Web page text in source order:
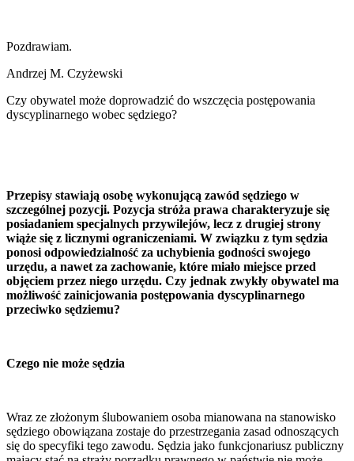
Pozdrawiam.
Andrzej M. Czyżewski
Czy obywatel może doprowadzić do wszczęcia postępowania
dyscyplinarnego wobec sędziego?
Przepisy stawiają osobę wykonującą zawód sędziego w
szczególnej pozycji. Pozycja stróża prawa charakteryzuje się
posiadaniem specjalnych przywilejów, lecz z drugiej strony
wiąże się z licznymi ograniczeniami. W związku z tym sędzia
ponosi odpowiedzialność za uchybienia godności swojego
urzędu, a nawet za zachowanie, które miało miejsce przed
objęciem przez niego urzędu. Czy jednak zwykły obywatel ma
możliwość zainicjowania postępowania dyscyplinarnego
przeciwko sędziemu?
Czego nie może sędzia
Wraz ze złożonym ślubowaniem osoba mianowana na stanowisko
sędziego obowiązana zostaje do przestrzegania zasad odnoszących
się do specyfiki tego zawodu. Sędzia jako funkcjonariusz publiczny